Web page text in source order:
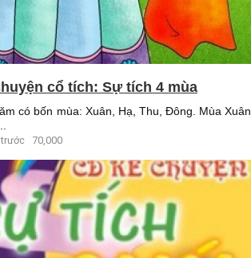
cổ tích: Sự tích 4 mùa
có bốn mùa: Xuân, Hạ, Thu, Đông. Mùa
70,000